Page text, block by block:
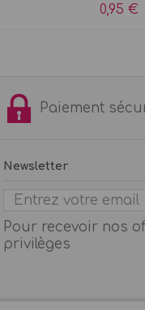
0,95 €
Paiement
Newsletter
Pour recevoir nos
privilèges